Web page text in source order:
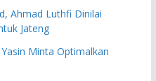
Ahmad Luthfi Dinilai
Jateng
Minta Optimalkan